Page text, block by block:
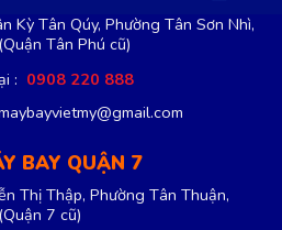
Kỳ Tân Qúy, Phường Tân Sơn Nhì,
(Quận Tân Phú cũ)
: 0908 220 888
BAY QUẬN 7
Thị Thập, Phường Tân Thuận,
(Quận 7 cũ)